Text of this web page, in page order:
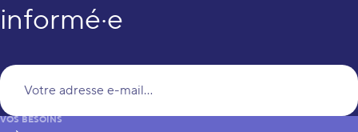
informé·e
VOS BESOINS